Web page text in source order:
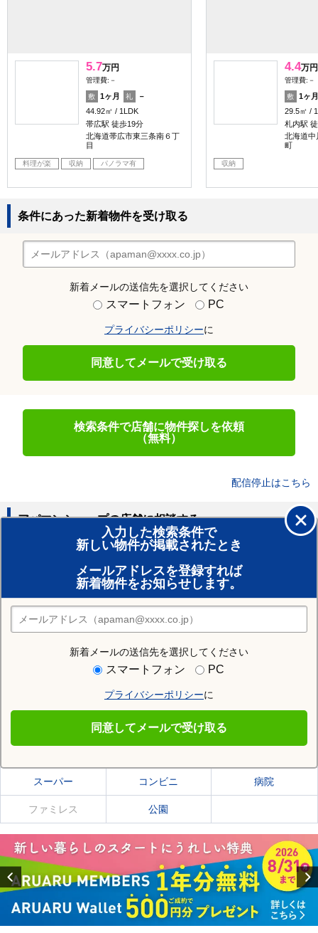
5.7万円
管理費:－
敷 1ヶ月 礼
－
44.92㎡
1LDK
帯広駅 徒歩19分
北海道帯広市東三条南６丁
目
料理が楽 収納 パノラマ有
4.4万円
管理費:－
敷
1ヶ月
29.5㎡
札内駅
北海道中
町
収納
条件にあった新着物件を受け取る
新着メールの送信先を選択してください
スマートフォン PC
プライバシーポリシーに
同意してメールで受け取る
検索条件で店舗に物件探しを依頼
（無料）
配信停止はこちら
入力した検索条件で
新しい物件が掲載されたとき
メールアドレスを登録すれば
新着物件をお知らせします。
新着メールの送信先を選択してください
スマートフォン PC
プライバシーポリシーに
同意してメールで受け取る
アパマンショップの店舗に相談する
賃貸のプロがお部屋探し！
おまかせ物件リクエスト
住みたい街の店舗を探す
店舗検索
住む街研究所で根室市の情報を見る
根室市の施設一覧
スーパー コンビニ 病院
ファミレス 公園
Previous